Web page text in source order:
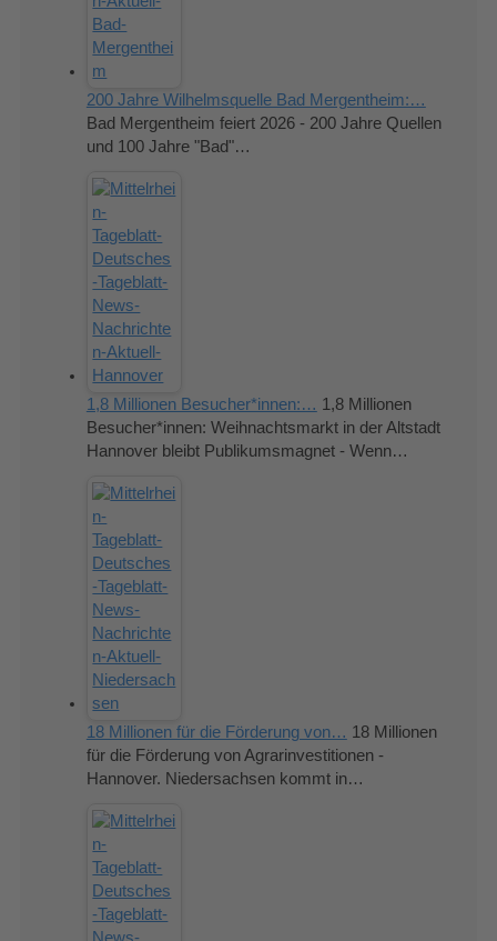
200 Jahre Wilhelmsquelle Bad Mergentheim:…
Bad Mergentheim feiert 2026 - 200 Jahre Quellen
und 100 Jahre "Bad"…
1,8 Millionen Besucher*innen:… 1,8 Millionen
Besucher*innen: Weihnachtsmarkt in der Altstadt
Hannover bleibt Publikumsmagnet - Wenn…
18 Millionen für die Förderung von… 18 Millionen
für die Förderung von Agrarinvestitionen -
Hannover. Niedersachsen kommt in…